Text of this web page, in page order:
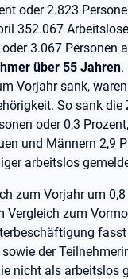
oder 2.823
352.067
3.067 Personen
über 55 Jahren.
Vorjahr sank,
So sank
oder 0,3
und Männern 2,9
arbeitslos
zum Vorjahr um
Vergleich zum
der
nicht als arbeitslos